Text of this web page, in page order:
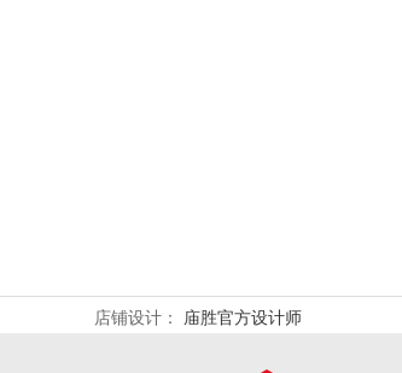
店铺设计： 庙胜官方设计师